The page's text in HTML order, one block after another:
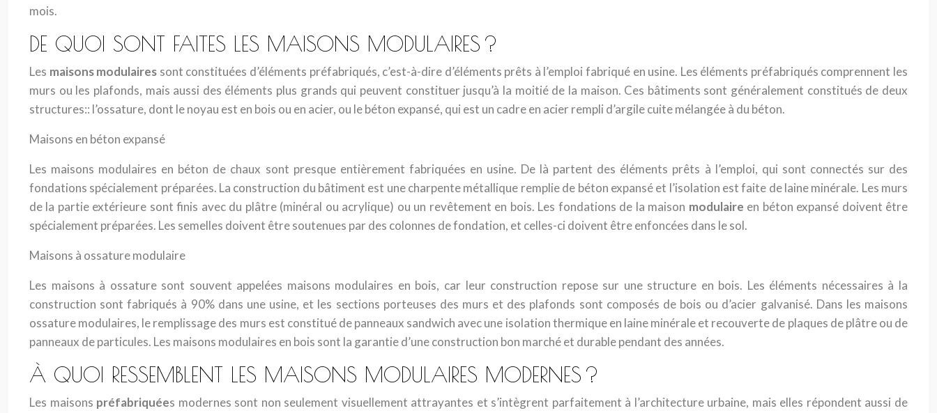
mois.
DE QUOI SONT FAITES LES MAISONS MODULAIRES ?
Les maisons modulaires sont constituées d’éléments préfabriqués, c’est-à-dire d’éléments prêts à l’emploi fabriqué en usine. Les éléments préfabriqués comprennent les
murs ou les plafonds, mais aussi des éléments plus grands qui peuvent constituer jusqu’à la moitié de la maison. Ces bâtiments sont généralement constitués de deux
structures:: l’ossature, dont le noyau est en bois ou en acier, ou le béton expansé, qui est un cadre en acier rempli d’argile cuite mélangée à du béton.
Maisons en béton expansé
Les maisons modulaires en béton de chaux sont presque entièrement fabriquées en usine. De là partent des éléments prêts à l’emploi, qui sont connectés sur des
fondations spécialement préparées. La construction du bâtiment est une charpente métallique remplie de béton expansé et l’isolation est faite de laine minérale. Les murs
de la partie extérieure sont finis avec du plâtre (minéral ou acrylique) ou un revêtement en bois. Les fondations de la maison modulaire en béton expansé doivent être
spécialement préparées. Les semelles doivent être soutenues par des colonnes de fondation, et celles-ci doivent être enfoncées dans le sol.
Maisons à ossature modulaire
Les maisons à ossature sont souvent appelées maisons modulaires en bois, car leur construction repose sur une structure en bois. Les éléments nécessaires à la
construction sont fabriqués à 90% dans une usine, et les sections porteuses des murs et des plafonds sont composés de bois ou d’acier galvanisé. Dans les maisons
ossature modulaires, le remplissage des murs est constitué de panneaux sandwich avec une isolation thermique en laine minérale et recouverte de plaques de plâtre ou de
panneaux de particules. Les maisons modulaires en bois sont la garantie d’une construction bon marché et durable pendant des années.
À QUOI RESSEMBLENT LES MAISONS MODULAIRES MODERNES ?
Les maisons préfabriquées modernes sont non seulement visuellement attrayantes et s’intègrent parfaitement à l’architecture urbaine, mais elles répondent aussi de